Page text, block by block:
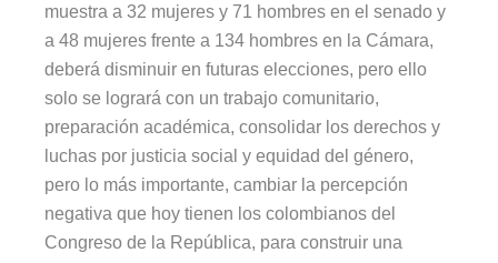
muestra a 32 mujeres y 71 hombres en el senado y
a 48 mujeres frente a 134 hombres en la Cámara,
deberá disminuir en futuras elecciones, pero ello
solo se logrará con un trabajo comunitario,
preparación académica, consolidar los derechos y
luchas por justicia social y equidad del género,
pero lo más importante, cambiar la percepción
negativa que hoy tienen los colombianos del
Congreso de la República, para construir una